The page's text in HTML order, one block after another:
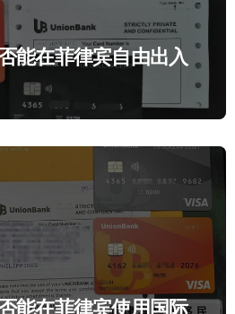
能在菲律宾自由出入
能在菲律宾使用国际